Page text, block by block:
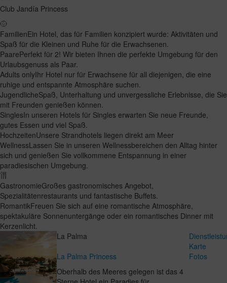
Club Jandía Princess
FamilienEin Hotel, das für Familien konzipiert wurde: Aktivitäten und
Spaß für die Kleinen und Ruhe für die Erwachsenen.
PaarePerfekt für 2! Wir bieten Ihnen die perfekte Umgebung für den
Urlaubsgenuss als Paar.
Adults onlyIhr Hotel nur für Erwachsene für all diejenigen, die eine
ruhige und entspannte Atmosphäre suchen.
JugendlicheSpaß, Unterhaltung und unvergessliche Erlebnisse, die Sie
mit Freunden genießen können.
SinglesIn unseren Hotels für Singles erwarten Sie neue Freunde,
gutes Essen und viel Spaß.
HochzeitenUnsere Strandhotels liegen direkt am Meer
WellnessLassen Sie in unseren Wellnessbereichen den Alltag hinter
sich und genießen Sie vollkommene Entspannung in einer
paradiesischen Umgebung.
GastronomieGroßes gastronomisches Angebot,
Spezialitätenrestaurants und fantastische Buffets.
RomantikFreuen Sie sich auf eine romantische Atmosphäre,
spektakuläre Sonnenuntergänge oder ein romantisches Dinner mit
Kerzenlicht.
La Palma
La Palma Princess
Oberhalb des Meeres gelegen ist das 4
Karte
Fotos